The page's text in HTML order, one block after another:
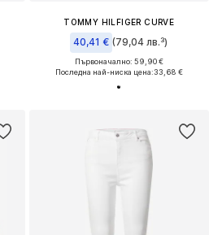
TOMMY HILFIGER CURVE
40,41 € (79,04 лв.³)
Първоначално: 59,90 €
Последна най-ниска цена:33,68 €